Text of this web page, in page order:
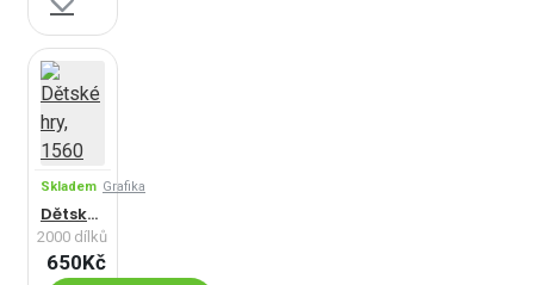
Skladem Grafika
Dětské hry, 1560
2000 dílků
650Kč